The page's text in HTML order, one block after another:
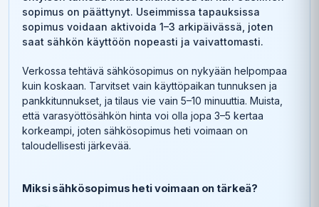
sopimus on päättynyt. Useimmissa tapauksissa
sopimus voidaan aktivoida 1–3 arkipäivässä, joten
saat sähkön käyttöön nopeasti ja vaivattomasti.
Verkossa tehtävä sähkösopimus on nykyään helpompaa
kuin koskaan. Tarvitset vain käyttöpaikan tunnuksen ja
pankkitunnukset, ja tilaus vie vain 5–10 minuuttia. Muista,
että varasyöttösähkön hinta voi olla jopa 3–5 kertaa
korkeampi, joten sähkösopimus heti voimaan on
taloudellisesti järkevää.
Miksi sähkösopimus heti voimaan on tärkeä?